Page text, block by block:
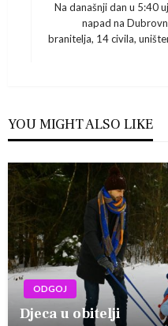
objava
Next
Na današnji dan u 5:40
napad na
branitelja, 14 civila,
YOU MIGHT ALSO LIKE
ODGOJ
Djeca u obitelji